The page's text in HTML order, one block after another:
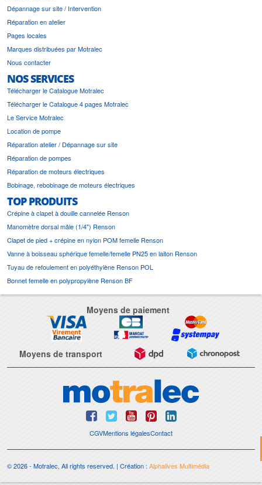
Dépannage sur site / Intervention
Réparation en atelier
Pages locales
Marques distribuées par Motralec
Nous contacter
NOS SERVICES
Télécharger le Catalogue Motralec
Télécharger le Catalogue 4 pages Motralec
Le Service Motralec
Location de pompe
Réparation atelier / Dépannage sur site
Réparation de pompes
Réparation de moteurs électriques
Bobinage, rebobinage de moteurs électriques
TOP PRODUITS
Crépine à clapet à douille cannelée Renson
Manomètre dorsal mâle (1/4") Renson
Clapet de pied + crépine en nylon POM femelle Renson
Vanne à boisseau sphérique femelle/femelle PN25 en laiton Renson
Tuyau de refoulement en polyéthylène Renson POL
Bonnet femelle en polypropylène Renson BF
Moyens de paiement
Moyens de transport
CGVMentions légalesContact
© 2026 - Motralec, All rights reserved. | Création :Alphalives Multimédia